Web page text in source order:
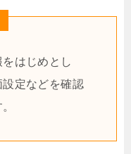
はじめとし
定などを確認